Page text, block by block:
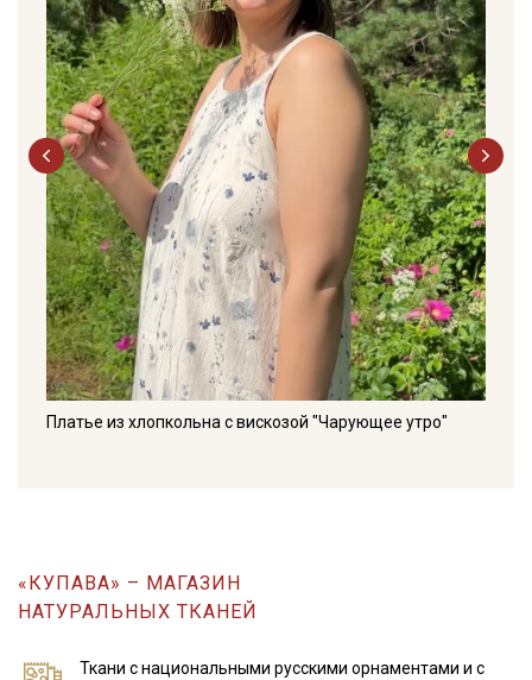
Платье из хлопкольна с вискозой "Чарующее утро"
«КУПАВА» – МАГАЗИН
НАТУРАЛЬНЫХ ТКАНЕЙ
Ткани с национальными русскими орнаментами и с